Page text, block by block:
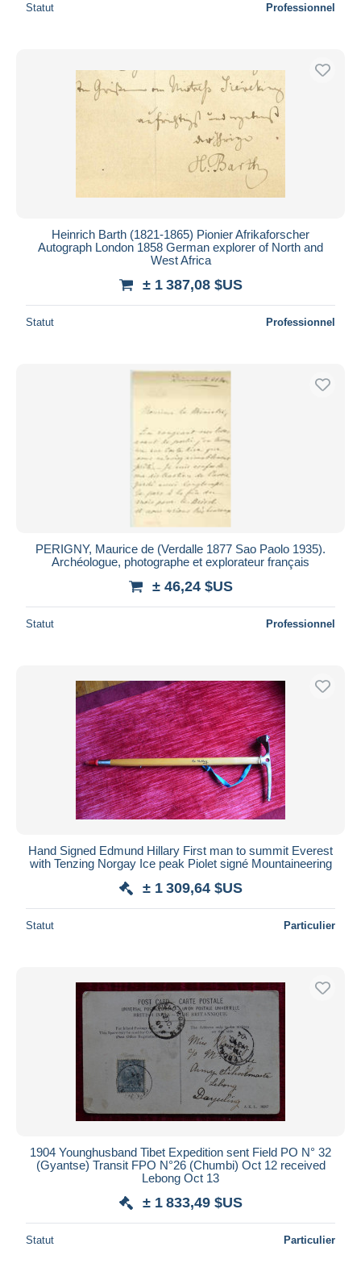
Statut Professionnel
Heinrich Barth (1821-1865) Pionier Afrikaforscher
Autograph London 1858 German explorer of North and
West Africa
± 1 387,08 $US
Statut Professionnel
PERIGNY, Maurice de (Verdalle 1877 Sao Paolo 1935).
Archéologue, photographe et explorateur français
± 46,24 $US
Statut Professionnel
Hand Signed Edmund Hillary First man to summit Everest
with Tenzing Norgay Ice peak Piolet signé Mountaineering
± 1 309,64 $US
Statut Particulier
1904 Younghusband Tibet Expedition sent Field PO N° 32
(Gyantse) Transit FPO N°26 (Chumbi) Oct 12 received
Lebong Oct 13
± 1 833,49 $US
Statut Particulier